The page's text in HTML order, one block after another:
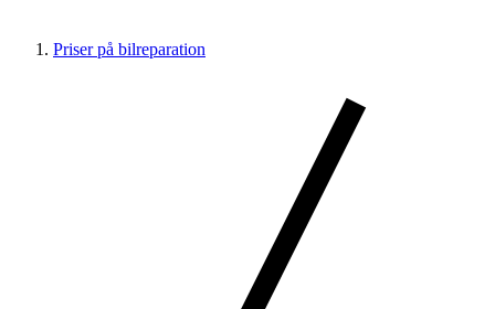
Priser på bilreparation